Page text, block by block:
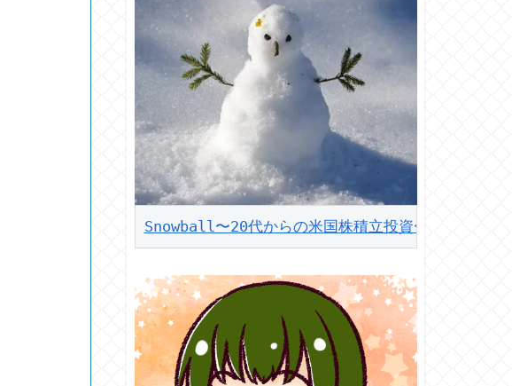
Snowball〜20代からの米国株積立投資〜